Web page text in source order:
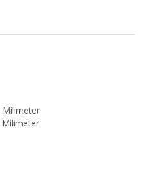
Milimeter
Milimeter